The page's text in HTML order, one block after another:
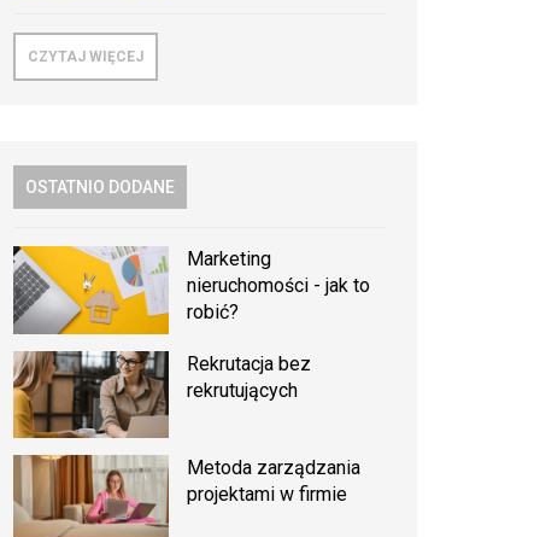
CZYTAJ WIĘCEJ
OSTATNIO DODANE
Marketing
nieruchomości - jak to
robić?
Rekrutacja bez
rekrutujących
Metoda zarządzania
projektami w firmie